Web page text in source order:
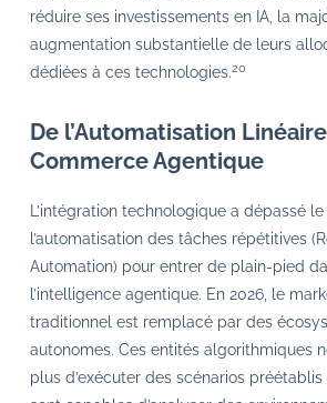
réduire ses investissements en IA, la
augmentation substantielle de leurs
dédiées à ces technologies.20
De l’Automatisation
Commerce Agentique
L’intégration technologique a dépassé
l’automatisation des tâches répétitives
Automation) pour entrer de plain-pied
l’intelligence agentique. En 2026, le
traditionnel est remplacé par des
autonomes. Ces entités algorithmiques
plus d’exécuter des scénarios